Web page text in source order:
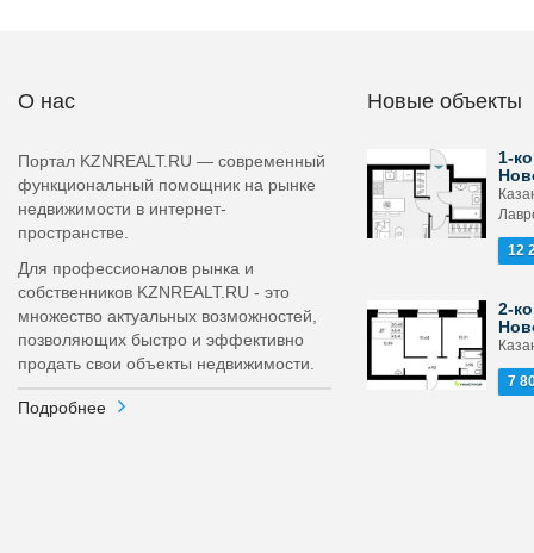
О нас
Портал KZNREALT.RU — современный
функциональный помощник на рынке
недвижимости в интернет-
пространстве.
Для профессионалов рынка и
собственников KZNREALT.RU - это
множество актуальных возможностей,
позволяющих быстро и эффективно
продать свои объекты недвижимости.
Подробнее
Новые объекты
1-
12
2-
7